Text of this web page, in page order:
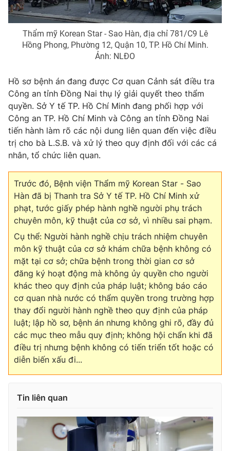
Photo Infographic
Video Shorts video
VTV Sức khoẻ Bất động sản
Thị trường 24h Tấm lòng Việt
VTV4
VTV9 VTV8
Liên hệ tòa soạn English
THỜI BÁO VTV
Theo dõi báo trên
Cơ quan chủ quản:Đài Truyền hình Việt Nam
Cơ quan báo chí: Thời báo VTV
Tổng Biên tập:Vũ Thanh Thủy
Phó Tổng Biên tập:Nguyễn Thị Mỹ Hạnh, Phạm Quốc Thắng,
Nguyễn Trọng Ninh
Tổng đài VTV:024.38 355 931 - 024.38 355 932
Thẩm mỹ Korean Star - Sao Hàn, địa chỉ 781/C9 Lê
Hồng Phong, Phường 12, Quận 10, TP. Hồ Chí Minh.
Ảnh: NLĐO
Hồ sơ bệnh án đang được Cơ quan Cảnh sát điều tra
Công an tỉnh Đồng Nai thụ lý giải quyết theo thẩm
quyền. Sở Y tế TP. Hồ Chí Minh đang phối hợp với
Công an TP. Hồ Chí Minh và Công an tỉnh Đồng Nai
tiến hành làm rõ các nội dung liên quan đến việc điều
trị cho bà L.S.B. và xử lý theo quy định đối với các cá
nhân, tổ chức liên quan.
Trước đó, Bệnh viện Thẩm mỹ Korean Star - Sao
Hàn đã bị Thanh tra Sở Y tế TP. Hồ Chí Minh xử
phạt, tước giấy phép hành nghề người phụ trách
chuyên môn, kỹ thuật của cơ sở, vì nhiều sai phạm.
Cụ thể: Người hành nghề chịu trách nhiệm chuyên
môn kỹ thuật của cơ sở khám chữa bệnh không có
mặt tại cơ sở; chữa bệnh trong thời gian cơ sở
đăng ký hoạt động mà không ủy quyền cho người
khác theo quy định của pháp luật; không báo cáo
cơ quan nhà nước có thẩm quyền trong trường hợp
thay đổi người hành nghề theo quy định của pháp
luật; lập hồ sơ, bệnh án nhưng không ghi rõ, đầy đủ
các mục theo mẫu quy định; không hội chẩn khi đã
điều trị nhưng bệnh không có tiến triển tốt hoặc có
diễn biến xấu đi...
Tin liên quan